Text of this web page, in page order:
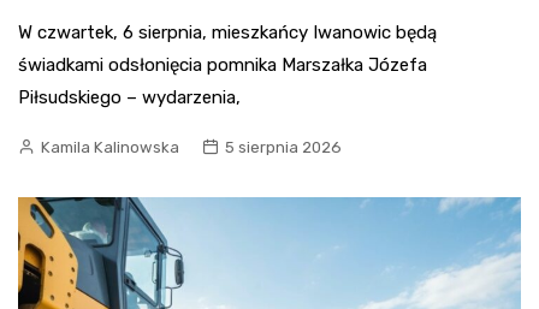
W czwartek, 6 sierpnia, mieszkańcy Iwanowic będą
świadkami odsłonięcia pomnika Marszałka Józefa
Piłsudskiego – wydarzenia,
Kamila Kalinowska 5 sierpnia 2026